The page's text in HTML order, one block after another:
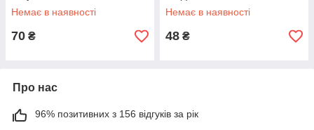
Немає в наявності
70 ₴
Немає в наявності
48 ₴
Про нас
96% позитивних з 156 відгуків за рік